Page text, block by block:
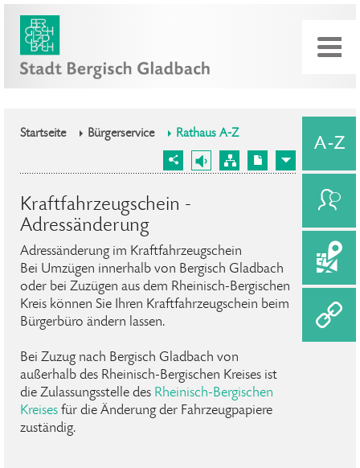
Startseite Bürgerservice Rathaus A-Z
Kraftfahrzeugschein -
Adressänderung
Adressänderung im Kraftfahrzeugschein
Bei Umzügen innerhalb von Bergisch Gladbach
oder bei Zuzügen aus dem Rheinisch-Bergischen
Kreis können Sie Ihren Kraftfahrzeugschein beim
Bürgerbüro ändern lassen.
Bei Zuzug nach Bergisch Gladbach von
außerhalb des Rheinisch-Bergischen Kreises ist
die Zulassungsstelle des Rheinisch-Bergischen
Kreises für die Änderung der Fahrzeugpapiere
zuständig.